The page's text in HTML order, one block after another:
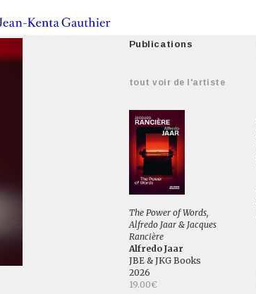
Publications
tout voir de l'artiste
The Power of Words,
Alfredo Jaar & Jacques
Rancière
Alfredo Jaar
JBE & JKG Books
2026
19.00€